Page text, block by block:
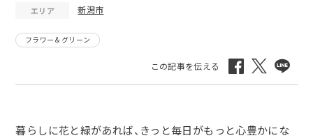
エリア 新潟市
フラワー＆グリーン
暮らしに花と緑があれば、きっと毎日がもっと心豊かにな